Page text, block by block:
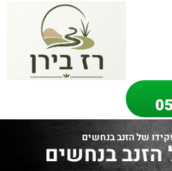
של הזנב בנחשים
בנחשים